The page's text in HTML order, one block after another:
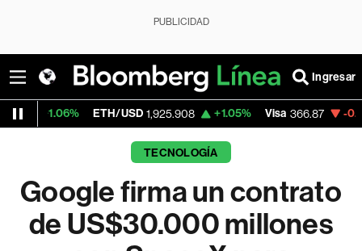
PUBLICIDAD
Ingresar
ETH/USD 1,925.908 +1.05% Visa 366.87 -0.97%
TECNOLOGÍA
Google firma un contrato
de US$30.000 millones